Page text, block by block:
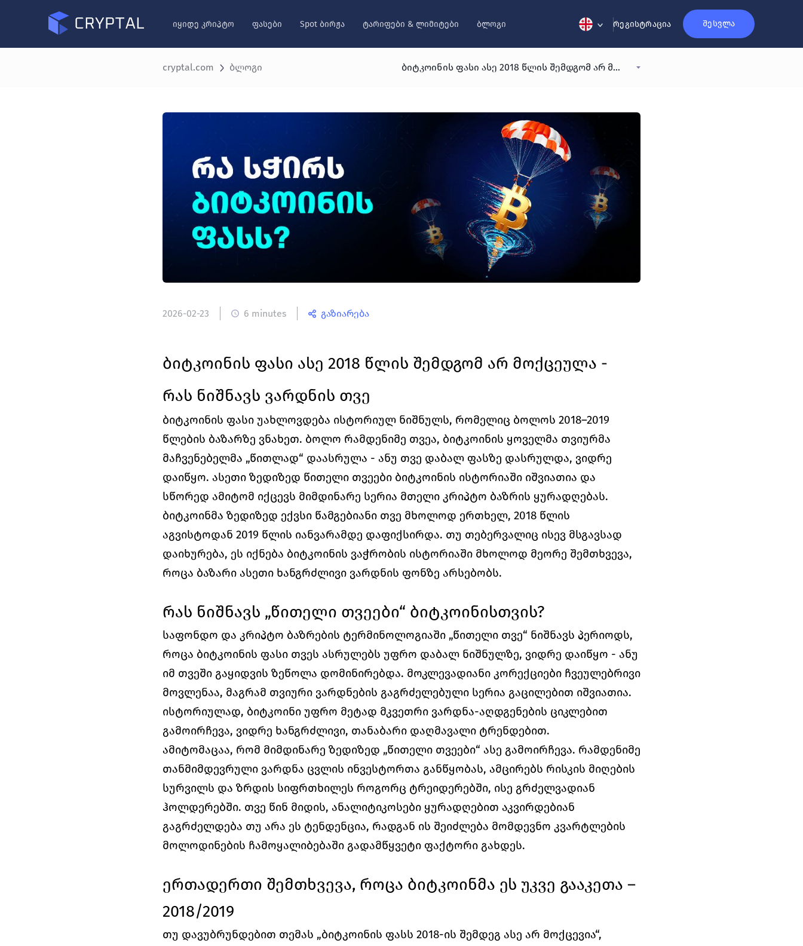
იყიდე კრიპტო ფასები Spot ბირჟა ტარიფები & ლიმიტები ბლოგი რეგისტრაცია შესვლა
cryptal.com ბლოგი ბიტკოინის ფასი ასე 2018 წლის შემდგომ არ მოქცეულა - რას ნიშნავს ვარდნის თვე
2026-02-23 6 minutes გაზიარება
ბიტკოინის ფასი ასე 2018 წლის შემდგომ არ მოქცეულა -
რას ნიშნავს ვარდნის თვე
ბიტკოინის ფასი უახლოვდება ისტორიულ ნიშნულს, რომელიც ბოლოს 2018–2019
წლების ბაზარზე ვნახეთ. ბოლო რამდენიმე თვეა, ბიტკოინის ყოველმა თვიურმა
მაჩვენებელმა „წითლად“ დაასრულა - ანუ თვე დაბალ ფასზე დასრულდა, ვიდრე
დაიწყო. ასეთი ზედიზედ წითელი თვეები ბიტკოინის ისტორიაში იშვიათია და
სწორედ ამიტომ იქცევს მიმდინარე სერია მთელი კრიპტო ბაზრის ყურადღებას.
ბიტკოინმა ზედიზედ ექვსი წამგებიანი თვე მხოლოდ ერთხელ, 2018 წლის
აგვისტოდან 2019 წლის იანვარამდე დაფიქსირდა. თუ თებერვალიც ისევ მსგავსად
დაიხურება, ეს იქნება ბიტკოინის ვაჭრობის ისტორიაში მხოლოდ მეორე შემთხვევა,
როცა ბაზარი ასეთი ხანგრძლივი ვარდნის ფონზე არსებობს.
რას ნიშნავს „წითელი თვეები“ ბიტკოინისთვის?
საფონდო და კრიპტო ბაზრების ტერმინოლოგიაში „წითელი თვე“ ნიშნავს პერიოდს,
როცა ბიტკოინის ფასი თვეს ასრულებს უფრო დაბალ ნიშნულზე, ვიდრე დაიწყო - ანუ
იმ თვეში გაყიდვის ზეწოლა დომინირებდა. მოკლევადიანი კორექციები ჩვეულებრივი
მოვლენაა, მაგრამ თვიური ვარდნების გაგრძელებული სერია გაცილებით იშვიათია.
ისტორიულად, ბიტკოინი უფრო მეტად მკვეთრი ვარდნა-აღდგენების ციკლებით
გამოირჩევა, ვიდრე ხანგრძლივი, თანაბარი დაღმავალი ტრენდებით.
ამიტომაცაა, რომ მიმდინარე ზედიზედ „წითელი თვეები“ ასე გამოირჩევა. რამდენიმე
თანმიმდევრული ვარდნა ცვლის ინვესტორთა განწყობას, ამცირებს რისკის მიღების
სურვილს და ზრდის სიფრთხილეს როგორც ტრეიდერებში, ისე გრძელვადიან
ჰოლდერებში. თვე წინ მიდის, ანალიტიკოსები ყურადღებით აკვირდებიან
გაგრძელდება თუ არა ეს ტენდენცია, რადგან ის შეიძლება მომდევნო კვარტლების
მოლოდინების ჩამოყალიბებაში გადამწყვეტი ფაქტორი გახდეს.
ერთადერთი შემთხვევა, როცა ბიტკოინმა ეს უკვე გააკეთა –
2018/2019
თუ დავუბრუნდებით თემას „ბიტკოინის ფასს 2018-ის შემდეგ ასე არ მოქცევია“,